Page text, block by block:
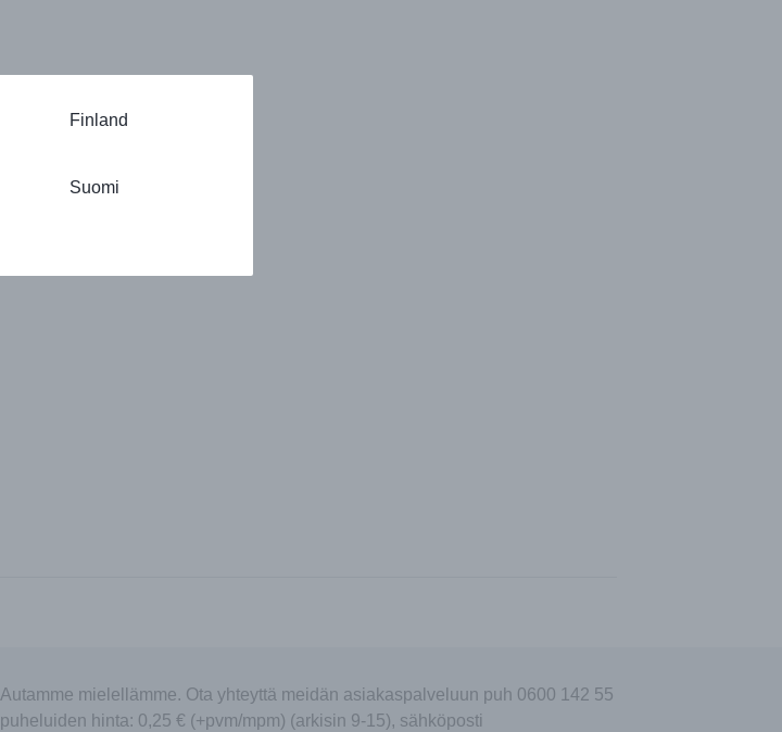
Finland
Suomi
Autamme mielellämme. Ota yhteyttä meidän asiakaspalveluun puh 0600 142 55
puheluiden hinta: 0,25 € (+pvm/mpm) (arkisin 9-15), sähköposti